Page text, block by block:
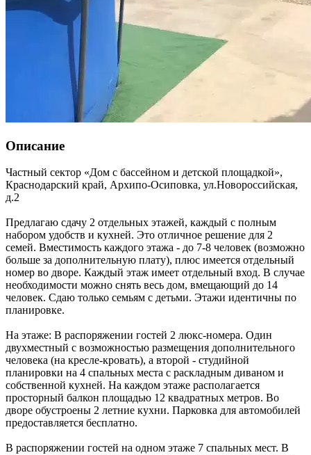
Описание
Частный сектор «Дом с бассейном и детской площадкой»,
Краснодарский край, Архипо-Осиповка, ул.Новороссийская,
д.2
Предлагаю сдачу 2 отдельных этажей, каждый с полным
набором удобств и кухней. Это отличное решение для 2
семей. Вместимость каждого этажа - до 7-8 человек (возможно
больше за дополнительную плату), плюс имеется отдельный
номер во дворе. Каждый этаж имеет отдельный вход. В случае
необходимости можно снять весь дом, вмещающий до 14
человек. Сдаю только семьям с детьми. Этажи идентичны по
планировке.
На этаже: В распоряжении гостей 2 люкс-номера. Один
двухместный с возможностью размещения дополнительного
человека (на кресле-кровать), а второй - студийной
планировки на 4 спальных места с раскладным диваном и
собственной кухней. На каждом этаже располагается
просторный балкон площадью 12 квадратных метров. Во
дворе обустроены 2 летние кухни. Парковка для автомобилей
предоставляется бесплатно.
В распоряжении гостей на одном этаже 7 спальных мест. В